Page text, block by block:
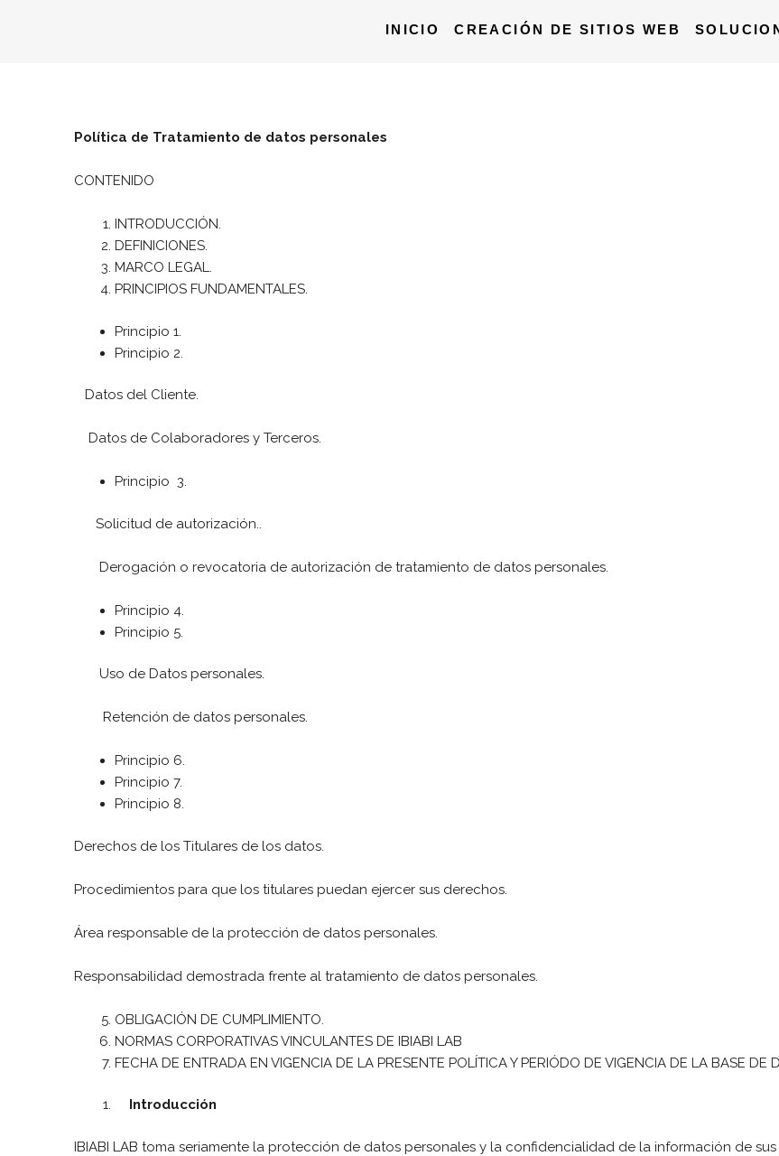
INICIO CREACIÓN DE SITIOS WEB
Política de Tratamiento de datos personales
CONTENIDO
INTRODUCCIÓN.
DEFINICIONES.
MARCO LEGAL.
PRINCIPIOS FUNDAMENTALES.
Principio 1.
Principio 2.
Datos del Cliente.
Datos de Colaboradores y Terceros.
Principio 3.
Solicitud de autorización..
Derogación o revocatoria de autorización de tratamiento de datos personales.
Principio 4.
Principio 5.
Uso de Datos personales.
Retención de datos personales.
Principio 6.
Principio 7.
Principio 8.
Derechos de los Titulares de los datos.
Procedimientos para que los titulares puedan ejercer sus derechos.
Área responsable de la protección de datos personales.
Responsabilidad demostrada frente al tratamiento de datos personales.
OBLIGACIÓN DE CUMPLIMIENTO.
NORMAS CORPORATIVAS VINCULANTES DE IBIABI LAB
FECHA DE ENTRADA EN VIGENCIA DE LA PRESENTE POLÍTICA Y PERIÓDO DE VIGENCIA DE LA BASE DE
Introducción
IBIABI LAB toma seriamente la protección de datos personales y la confidencialidad de la información de